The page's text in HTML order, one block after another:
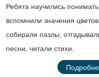
Ребята научились
вспомнили значения
собирали пазлы,
песни, читали стихи.